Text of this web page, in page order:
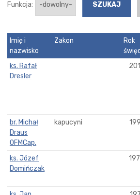
Funkcja:
Imię i
nazwisko
Zakon
Rok
ks. Rafał
Dresler
br. Michał
Draus
OFMCap.
kapucyni
ks. Józef
Domińczak